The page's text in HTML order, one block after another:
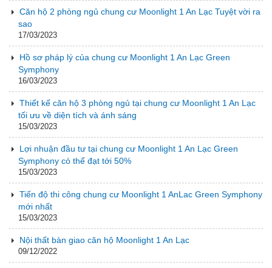
Căn hộ 2 phòng ngủ chung cư Moonlight 1 An Lạc Tuyệt vời ra
sao
17/03/2023
Hồ sơ pháp lý của chung cư Moonlight 1 An Lạc Green
Symphony
16/03/2023
Thiết kế căn hộ 3 phòng ngủ tại chung cư Moonlight 1 An Lạc
tối ưu về diện tích và ánh sáng
15/03/2023
Lợi nhuận đầu tư tại chung cư Moonlight 1 An Lạc Green
Symphony có thể đạt tới 50%
15/03/2023
Tiến độ thi công chung cư Moonlight 1 AnLac Green Symphony
mới nhất
15/03/2023
Nội thất bàn giao căn hộ Moonlight 1 An Lạc
09/12/2022